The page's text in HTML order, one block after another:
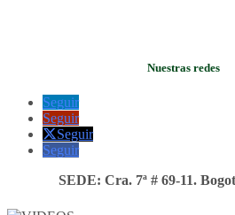
Nuestras redes
Seguir
Seguir
Seguir
Seguir
SEDE: Cra. 7ª # 69-11.